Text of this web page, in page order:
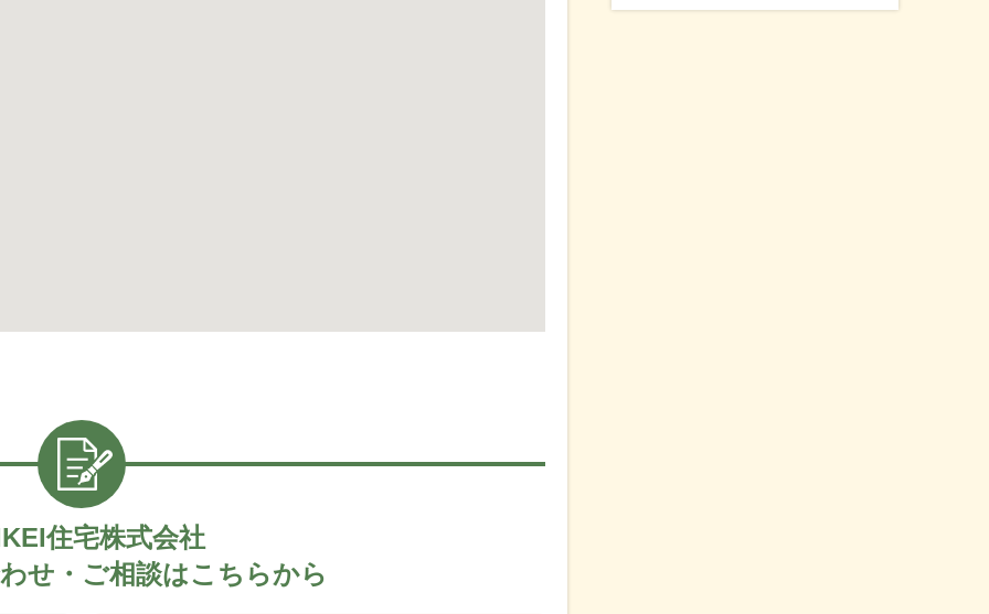
住宅株式会社
せ・ご相談はこちらから